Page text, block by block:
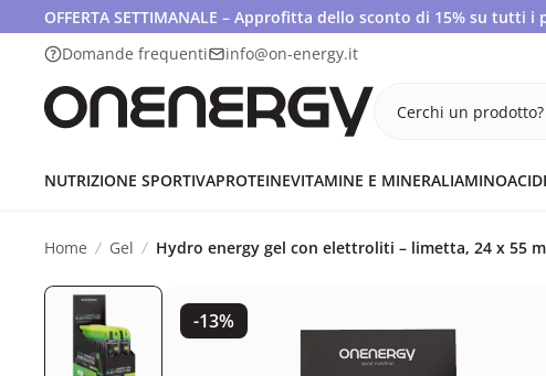
OFFERTA SETTIMANALE – Approfitta dello sconto di 15% su
Domande frequenti
info@on-energy.it
Cerchi un
NUTRIZIONE SPORTIVAPROTEINEVITAMINE E MINERALIAMINOACIDI
Home Gel Hydro energy gel con elettroliti – limetta, 24 x 55
-13%